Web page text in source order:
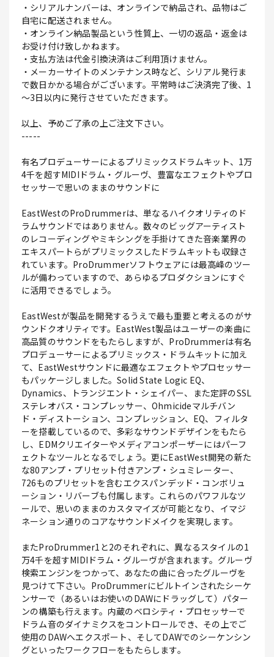
・シリアルナンバーは、オンラインで納品され、品物はご
自宅に配送されません。
・オンライン納品製品という性質上、一切の返品・返金は
お受け付け致しかねます。
・支払方法は代金引換決済はご利用頂けません。
・メーカーサイトのメンテナンス時など、シリアル発行ま
で数日かかる場合がございます。平常時はご決済完了後、1
～3日以内に発行させていただきます。
以上、予めご了承の上ご注文下さい。
-----
有名プロデューサーによるプリミックスドラムキット、1万
4千を超すMIDIドラム・グルーヴ、豊富なエフェクトやプロ
セッサーで思いのままのサウンドに
EastWestのProDrummerは、単なるハイクオリティのド
ラムサウンドではありません。数々のビッグアーティスト
のレコーディングやミキシングを手掛けてきた音楽業界の
エキスパートらがプリミックスしたドラムキットも収録さ
れています。ProDrummerソフトウェアには最高峰のツー
ルが備わっていますので、あらゆるプロダクションにすぐ
に活用できるでしょう。
EastWestが製品を開発するうえで最も重要と考えるのがサ
ウンドクオリティです。EastWest製品はユーザーの楽曲に
高品質のサウンドをもたらしますが、ProDrummerは有名
プロデューサーによるプリミックス・ドラムキットに加え
て、EastWestサウンドに最適なエフェクトやプロセッサー
もパッケージしました。Solid State Logic EQ、
Dynamics、トランジエント・シェイパー、また定評のSSL
ステレオバス・コンプレッサー、Ohmicideマルチバン
ド・ディストーション、コンプレッション、EQ、フィルタ
ーを搭載しているので、多彩なサウンドデザインをもたら
し、EDMクリエイターやメディアコンポーザーにはパーフ
ェクトなツールとなるでしょう。更にEastWest開発の新た
な80アンプ・プリセット付きアンプ・シュミレーター、
726ものプリセットを含むエクスパンデッド・コンボリュ
ーション・リバーブも付属します。これらのパワフルなツ
ールで、思いのままのカスタマイズが可能となり、イマジ
ネーション通りのコアなサウンドメイクを実現します。
またProDrummer1と2のそれぞれに、異なるスタイルの1
万4千を超すMIDIドラム・グルーヴが含まれます。グルーヴ
検索エンジンをつかって、あなたの曲に合ったグルーヴを
見つけて下さい。ProDrummerにビルトインされたシーケ
ンサーで（あるいはお使いのDAWにドラッグして）パター
ンの構築も行えます。内蔵のベロシティ・プロセッサーで
ドラム音のダイナミクスをコントロールでき、その上でご
使用のDAWへエクスポート、そしてDAWでのシーケンシン
グといったワークフローをもたらします。